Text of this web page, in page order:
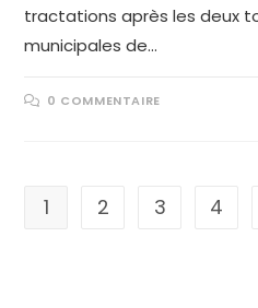
tractations après les deux
municipales de…
0 COMMENTAIRE
1 2 3 4